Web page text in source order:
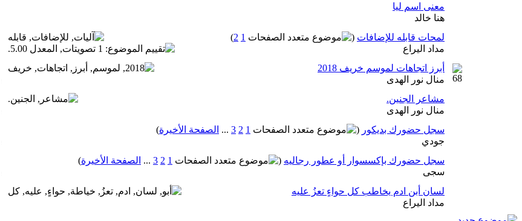
معنى اسم ليا
هنا خالد
لمحات قابله للإضافات (
1
2
)
مداد اليراع
أبرز اتجاهات لموسم خريف 2018
منال نور الهدى
مشاعر الجنين.
منال نور الهدى
سجل حضورك بديكور (
1
2
3
... الصفحة الأخيرة)
جودي
سجل حضورك بإكسسوار أو عطور رجاليه (
1
2
3
... الصفحة الأخيرة)
سجى
لسان أبن ادم يخاطب كل حواءٍ تعزُ عليه
مداد اليراع